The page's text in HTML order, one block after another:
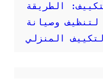
ي
ف
ب
الطريقة
لتنظيف وصيانة
المنزلي